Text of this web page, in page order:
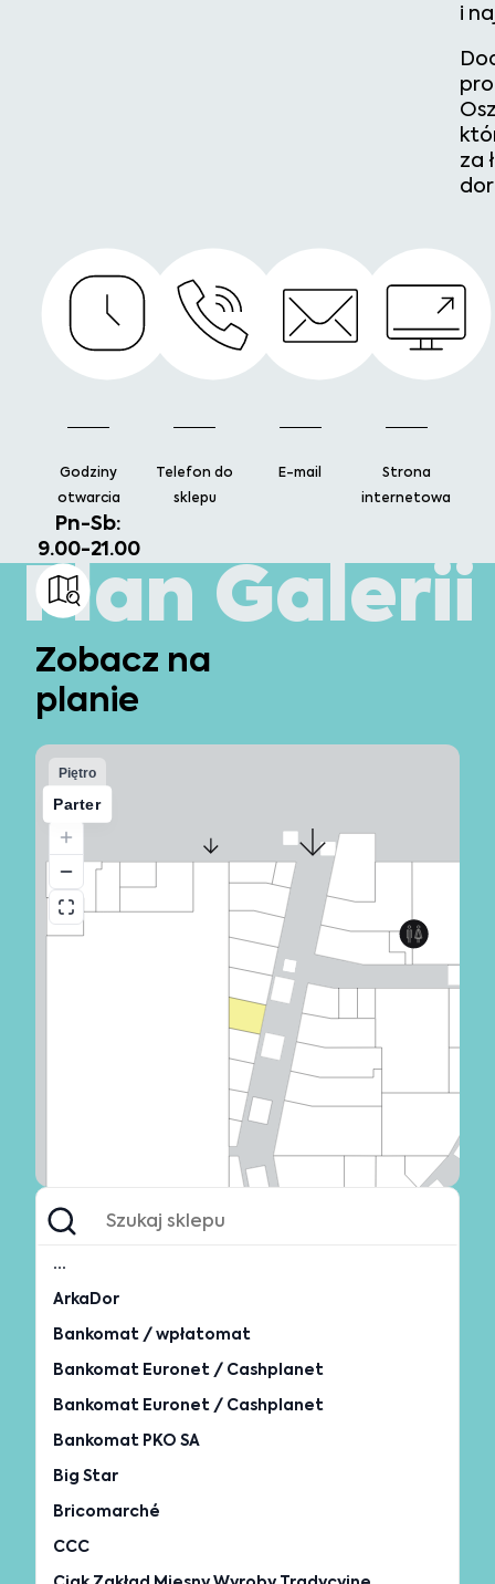
i
za
Godziny
otwarcia
Pn-Sb:
9.00-21.00
Telefon do
sklepu
E-mail
Strona
internetowa
Plan Galerii
Zobacz na
planie